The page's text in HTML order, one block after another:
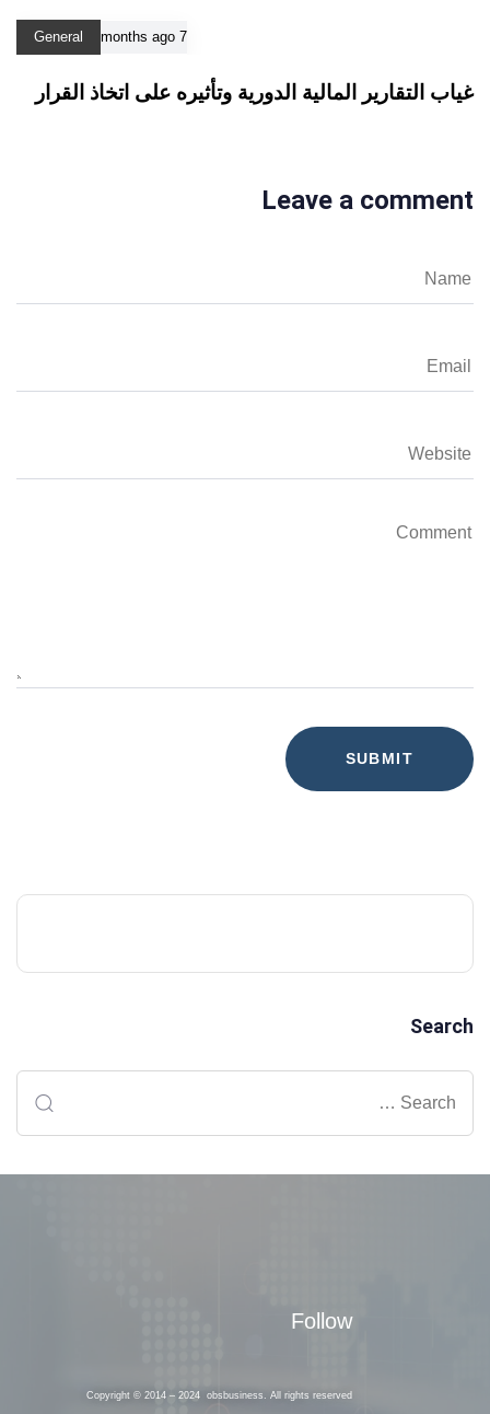
7 months ago
General
غياب التقارير المالية الدورية وتأثيره على اتخاذ القرار
Leave a comment
Search
Follow
Copyright © 2014 – 2024 obsbusiness. All rights reserved